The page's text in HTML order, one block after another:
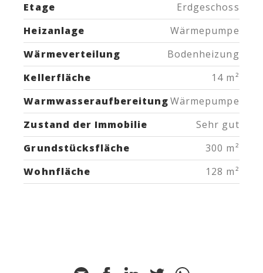
Etage
Erdgeschoss
Heizanlage
Wärmepumpe
Wärmeverteilung
Bodenheizung
Kellerfläche
14 m²
WarmwasseraufbereitungWärmepumpe
Zustand der Immobilie
Sehr gut
Grundstücksfläche
300 m²
Wohnfläche
128 m²